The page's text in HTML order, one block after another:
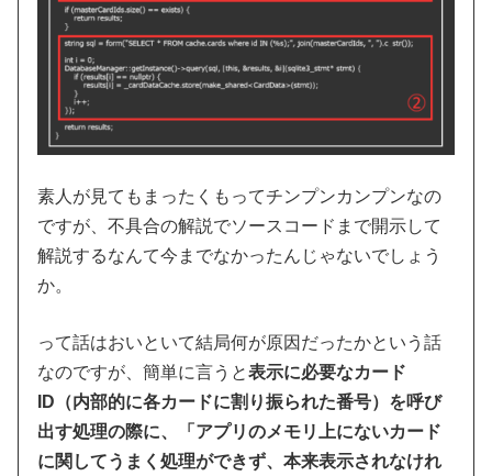
素人が見てもまったくもってチンプンカンプンなの
ですが、不具合の解説でソースコードまで開示して
解説するなんて今までなかったんじゃないでしょう
か。
って話はおいといて結局何が原因だったかという話
なのですが、簡単に言うと表示に必要なカード
ID（内部的に各カードに割り振られた番号）を呼び
出す処理の際に、「アプリのメモリ上にないカード
に関してうまく処理ができず、本来表示されなけれ